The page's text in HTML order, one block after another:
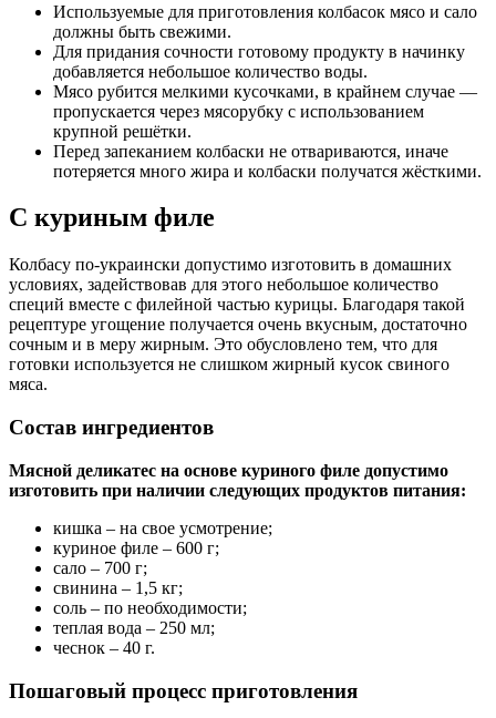
Используемые для приготовления колбасок мясо и сало
должны быть свежими.
Для придания сочности готовому продукту в начинку
добавляется небольшое количество воды.
Мясо рубится мелкими кусочками, в крайнем случае —
пропускается через мясорубку с использованием
крупной решётки.
Перед запеканием колбаски не отвариваются, иначе
потеряется много жира и колбаски получатся жёсткими.
С куриным филе
Колбасу по-украински допустимо изготовить в домашних
условиях, задействовав для этого небольшое количество
специй вместе с филейной частью курицы. Благодаря такой
рецептуре угощение получается очень вкусным, достаточно
сочным и в меру жирным. Это обусловлено тем, что для
готовки используется не слишком жирный кусок свиного
мяса.
Состав ингредиентов
Мясной деликатес на основе куриного филе допустимо
изготовить при наличии следующих продуктов питания:
кишка – на свое усмотрение;
куриное филе – 600 г;
сало – 700 г;
свинина – 1,5 кг;
соль – по необходимости;
теплая вода – 250 мл;
чеснок – 40 г.
Пошаговый процесс приготовления